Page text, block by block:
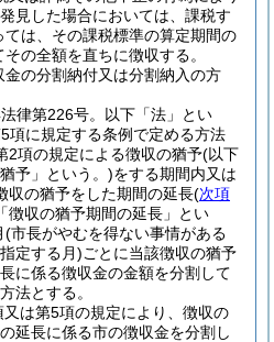
見した場合においては、課税す
ては、その課税標準の算定期間の
の全額を直ちに徴収する。
の分割納付又は分割納入の方
律第226号。以下「法」とい
項に規定する条例で定める方法
2項の規定による徴収の猶予(以下
予」という。)をする期間内又は
収の猶予をした期間の延長(次項
徴収の猶予期間の延長」とい
(市長がやむを得ない事情がある
定する月)ごとに当該徴収の猶予
に係る徴収金の金額を分割して
法とする。
は第5項の規定により、徴収の
延長に係る市の徴収金を分割し